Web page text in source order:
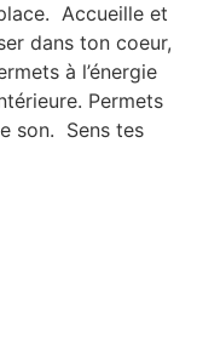
Accueille et
dans ton coeur,
à l’énergie
Permets
son. Sens tes